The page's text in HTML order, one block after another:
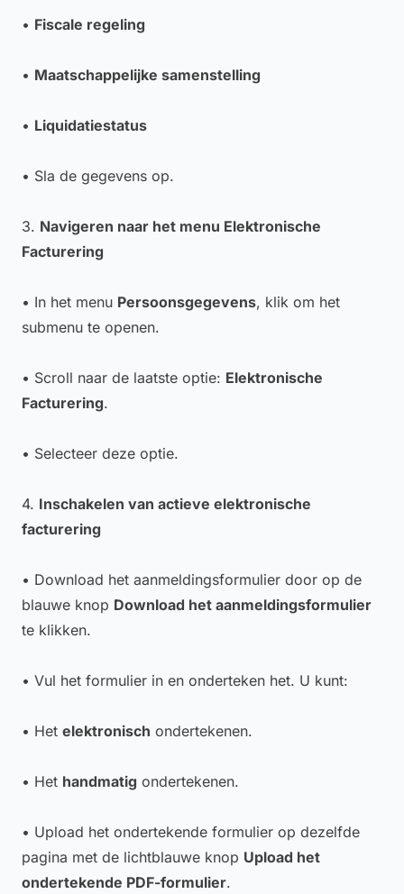
• Fiscale regeling
• Maatschappelijke samenstelling
• Liquidatiestatus
• Sla de gegevens op.
3. Navigeren naar het menu Elektronische
Facturering
• In het menu Persoonsgegevens, klik om het
submenu te openen.
• Scroll naar de laatste optie: Elektronische
Facturering.
• Selecteer deze optie.
4. Inschakelen van actieve elektronische
facturering
• Download het aanmeldingsformulier door op de
blauwe knop Download het aanmeldingsformulier
te klikken.
• Vul het formulier in en onderteken het. U kunt:
• Het elektronisch ondertekenen.
• Het handmatig ondertekenen.
• Upload het ondertekende formulier op dezelfde
pagina met de lichtblauwe knop Upload het
ondertekende PDF-formulier.